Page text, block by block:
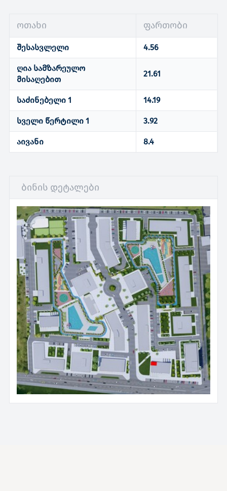
ოთახი ფართობი
შესასვლელი 4.56
ღია სამზარეულო
მისაღებით
21.61
საძინებელი 1 14.19
სველი წერტილი 1 3.92
აივანი 8.4
ბინის დეტალები